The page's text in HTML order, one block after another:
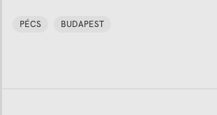
PÉCS BUDAPEST